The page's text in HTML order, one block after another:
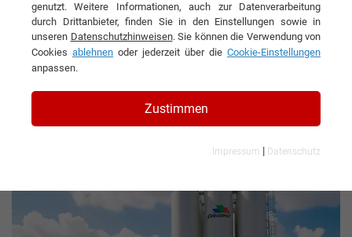
Standards für eine ganze Branche
Interview mit Bernd Kanand,
genutzt. Weitere Informationen, auch zur Datenverarbeitung
durch Drittanbieter, finden Sie in den Einstellungen sowie in
unseren Datenschutzhinweisen. Sie können die Verwendung von
Cookies ablehnen oder jederzeit über die Cookie-Einstellungen
anpassen.
Zustimmen
Impressum | Datenschutz